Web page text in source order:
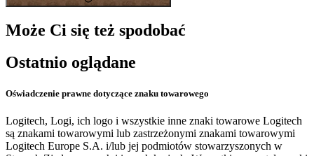
Może Ci się też spodobać
Ostatnio oglądane
Oświadczenie prawne dotyczące znaku towarowego
Logitech, Logi, ich logo i wszystkie inne znaki towarowe Logitech
są znakami towarowymi lub zastrzeżonymi znakami towarowymi
Logitech Europe S.A. i/lub jej podmiotów stowarzyszonych w